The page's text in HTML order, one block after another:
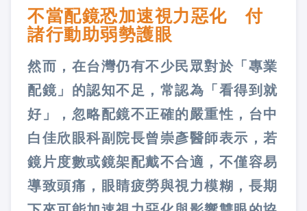
不當配鏡恐加速視力惡化 付
諸行動助弱勢護眼
然而，在台灣仍有不少民眾對於「專業
配鏡」的認知不足，常認為「看得到就
好」，忽略配鏡不正確的嚴重性，台中
白佳欣眼科副院長曾崇彥醫師表示，若
鏡片度數或鏡架配戴不合適，不僅容易
導致頭痛，眼睛疲勞與視力模糊，長期